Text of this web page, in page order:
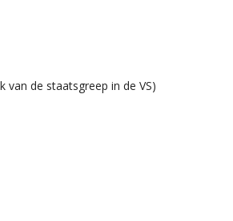
van de staatsgreep in de VS)